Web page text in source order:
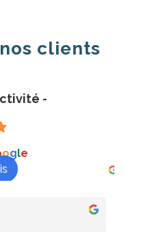
clients
-
ogle